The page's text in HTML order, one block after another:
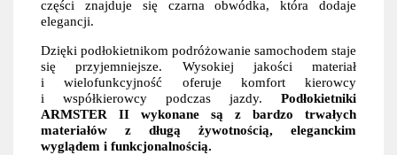
części znajduje się czarna obwódka, która dodaje
elegancji.
Dzięki podłokietnikom podróżowanie samochodem staje
się przyjemniejsze. Wysokiej jakości materiał
i wielofunkcyjność oferuje komfort kierowcy
i współkierowcy podczas jazdy.Podłokietniki
ARMSTER II wykonane są z bardzo trwałych
materiałów z długą żywotnością, eleganckim
wyglądem i funkcjonalnością.